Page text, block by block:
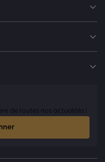
de toutes nos actualités !